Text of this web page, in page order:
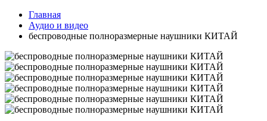
Главная
Аудио и видео
беспроводные полноразмерные наушники КИТАЙ